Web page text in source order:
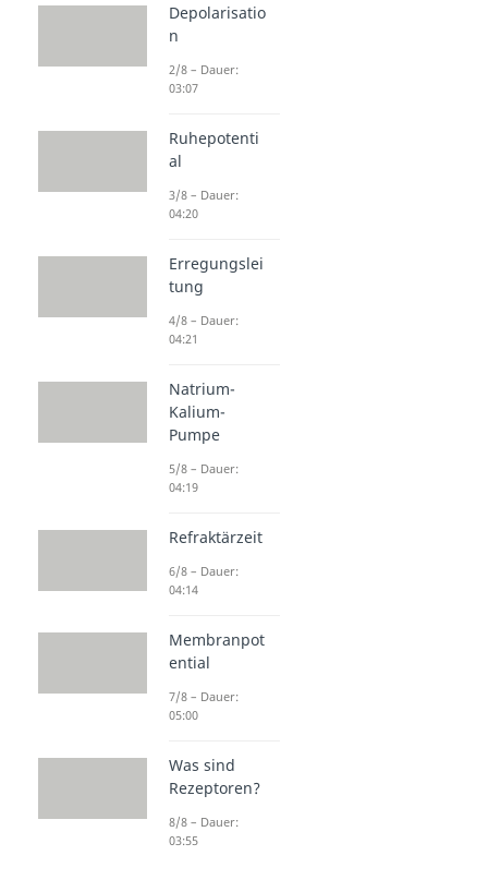
Depolarisatio
n
2/8 – Dauer:
03:07
Ruhepotenti
al
3/8 – Dauer:
04:20
Erregungslei
tung
4/8 – Dauer:
04:21
Natrium-
Kalium-
Pumpe
5/8 – Dauer:
04:19
Refraktärzeit
6/8 – Dauer:
04:14
Membranpot
ential
7/8 – Dauer:
05:00
Was sind
Rezeptoren?
8/8 – Dauer:
03:55